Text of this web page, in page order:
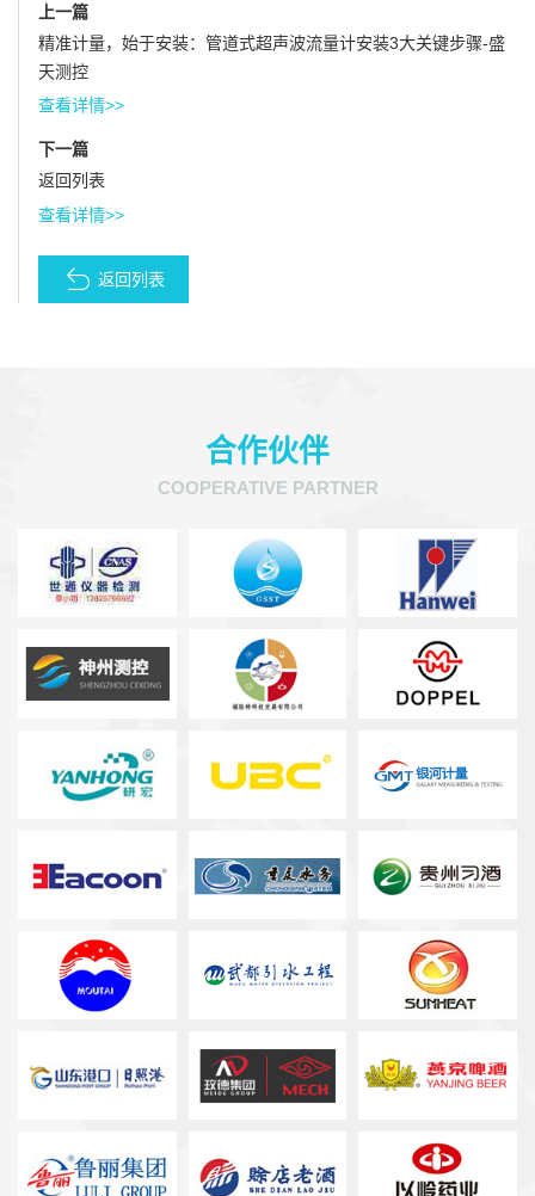
上一篇
精准计量，始于安装：管道式超声波流量计安装3大关键步骤-盛
天测控
查看详情>>
下一篇
返回列表
查看详情>>
返回列表
合作伙伴
COOPERATIVE PARTNER